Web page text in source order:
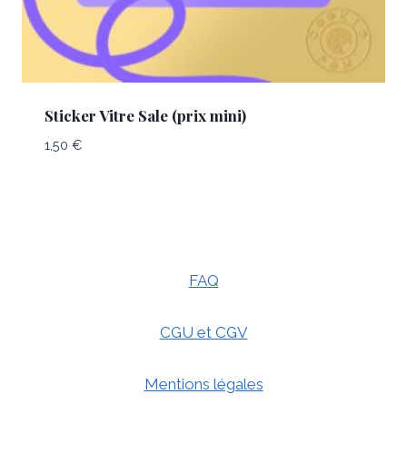
Sticker Vitre Sale (prix mini)
1,50 €
FAQ
CGU et CGV
Mentions légales